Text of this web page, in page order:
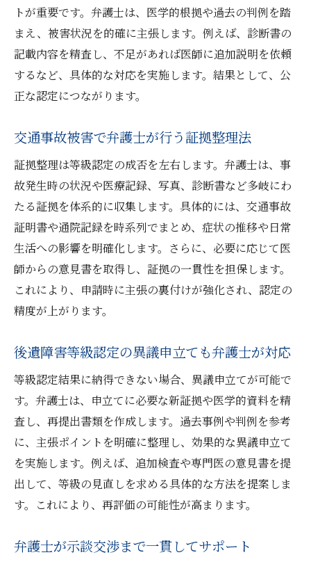
トが重要です。弁護士は、医学的根拠や過去の判例を踏
まえ、被害状況を的確に主張します。例えば、診断書の
記載内容を精査し、不足があれば医師に追加説明を依頼
するなど、具体的な対応を実施します。結果として、公
正な認定につながります。
交通事故被害で弁護士が行う証拠整理法
証拠整理は等級認定の成否を左右します。弁護士は、事
故発生時の状況や医療記録、写真、診断書など多岐にわ
たる証拠を体系的に収集します。具体的には、交通事故
証明書や通院記録を時系列でまとめ、症状の推移や日常
生活への影響を明確化します。さらに、必要に応じて医
師からの意見書を取得し、証拠の一貫性を担保します。
これにより、申請時に主張の裏付けが強化され、認定の
精度が上がります。
後遺障害等級認定の異議申立ても弁護士が対応
等級認定結果に納得できない場合、異議申立てが可能で
す。弁護士は、申立てに必要な新証拠や医学的資料を精
査し、再提出書類を作成します。過去事例や判例を参考
に、主張ポイントを明確に整理し、効果的な異議申立て
を実施します。例えば、追加検査や専門医の意見書を提
出して、等級の見直しを求める具体的な方法を提案しま
す。これにより、再評価の可能性が高まります。
弁護士が示談交渉まで一貫してサポート